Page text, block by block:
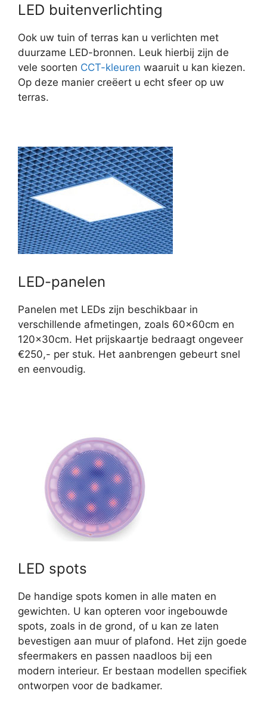
LED buitenverlichting
Ook uw tuin of terras kan u verlichten met
duurzame LED-bronnen. Leuk hierbij zijn de
vele soorten CCT-kleuren waaruit u kan kiezen.
Op deze manier creëert u echt sfeer op uw
terras.
LED-panelen
Panelen met LEDs zijn beschikbaar in
verschillende afmetingen, zoals 60x60cm en
120x30cm. Het prijskaartje bedraagt ongeveer
€250,- per stuk. Het aanbrengen gebeurt snel
en eenvoudig.
LED spots
De handige spots komen in alle maten en
gewichten. U kan opteren voor ingebouwde
spots, zoals in de grond, of u kan ze laten
bevestigen aan muur of plafond. Het zijn goede
sfeermakers en passen naadloos bij een
modern interieur. Er bestaan modellen specifiek
ontworpen voor de badkamer.